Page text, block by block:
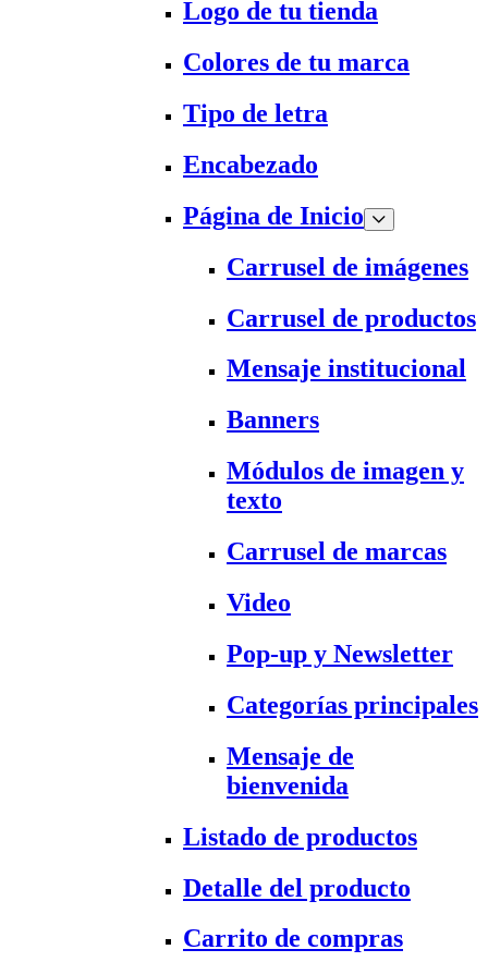
Logo de tu tienda
Colores de tu marca
Tipo de letra
Encabezado
Página de Inicio
Carrusel de imágenes
Carrusel de productos
Mensaje institucional
Banners
Módulos de imagen y
texto
Carrusel de marcas
Video
Pop-up y Newsletter
Categorías principales
Mensaje de
bienvenida
Listado de productos
Detalle del producto
Carrito de compras